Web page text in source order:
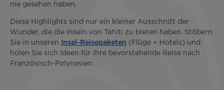
nie gesehen haben.
Diese Highlights sind nur ein kleiner Ausschnitt der
Wunder, die die Inseln von Tahiti zu bieten haben. Stöbern
Sie in unseren
Insel-Reisepaketen (Flüge + Hotels) und
holen Sie sich Ideen für Ihre bevorstehende Reise nach
Französisch-Polynesien.